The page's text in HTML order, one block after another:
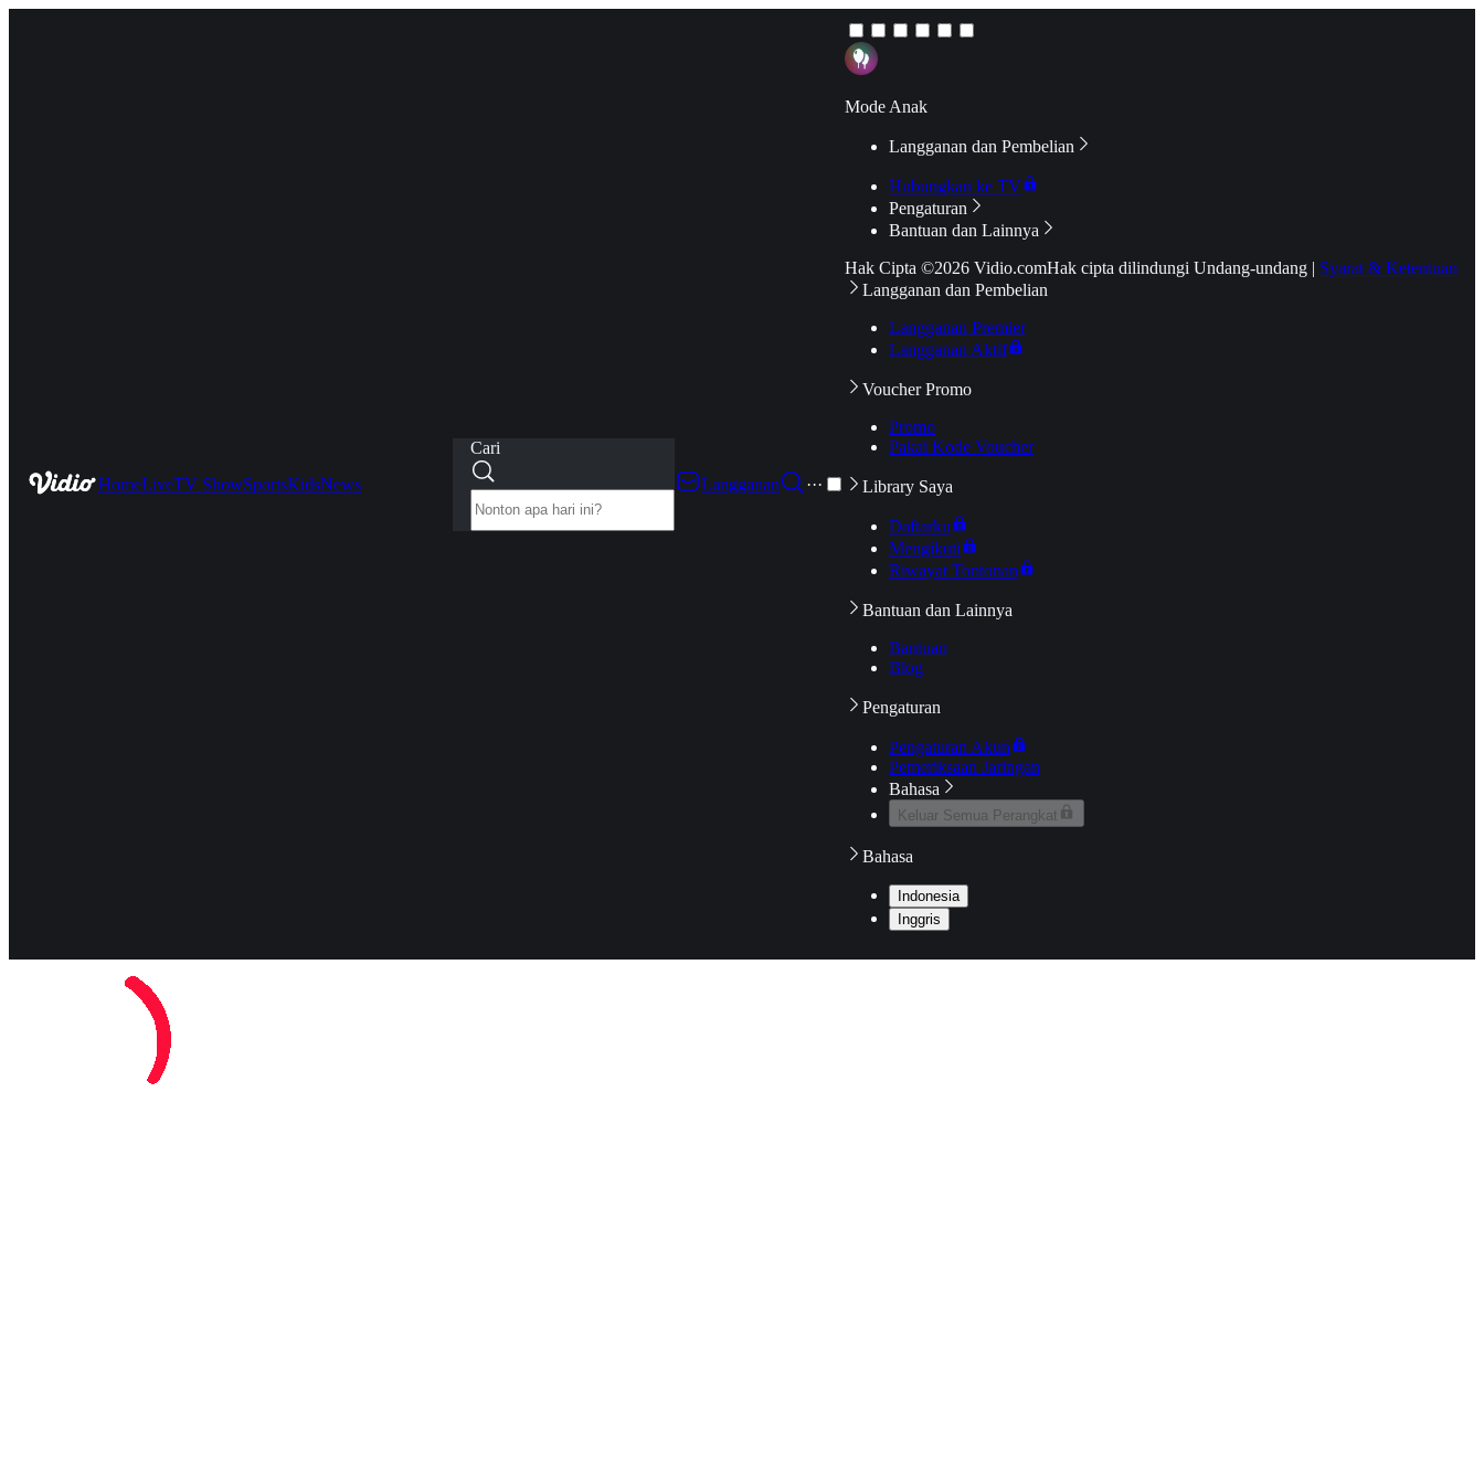
HomeLiveTV ShowSportsKidsNews
Cari
Langganan
···
Mode Anak
Langganan dan Pembelian
Hubungkan ke TV
Pengaturan
Bantuan dan Lainnya
Hak Cipta ©2026 Vidio.comHak cipta dilindungi Undang-undang | Syarat & Ketentuan
Langganan dan Pembelian
Langganan Premier
Langganan Aktif
Voucher Promo
Promo
Pakai Kode Voucher
Library Saya
Daftarku
Mengikuti
Riwayat Tontonan
Bantuan dan Lainnya
Bantuan
Blog
Pengaturan
Pengaturan Akun
Pemeriksaan Jaringan
Bahasa
Keluar Semua Perangkat
Bahasa
Indonesia
Inggris